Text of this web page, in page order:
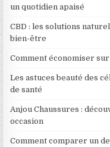
un quotidien apaisé
CBD : les solutions
bien-être
Comment économiser
Les astuces beauté des
de santé
Anjou Chaussures :
occasion
Comment comparer un